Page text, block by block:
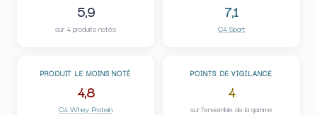
5,9
sur 4 produits notés
7,1
C4 Sport
PRODUIT LE MOINS NOTÉ
4,8
C4 Whey Protein
POINTS DE VIGILANCE
4
sur l’ensemble de la gamme